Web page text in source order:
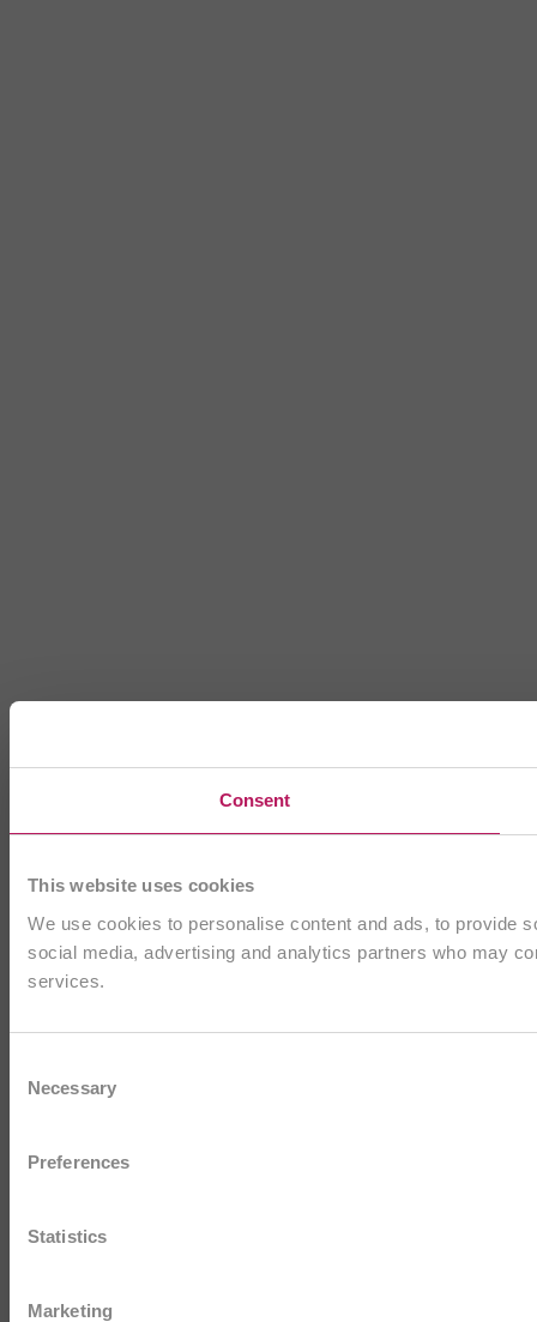
Consent
This website uses cookies
We use cookies to personalise content and ads, to provide
social media, advertising and analytics partners who may
services.
Selection
Necessary
Preferences
Statistics
Marketing